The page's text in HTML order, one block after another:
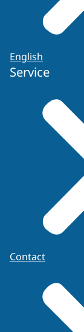
English
Service
Contact